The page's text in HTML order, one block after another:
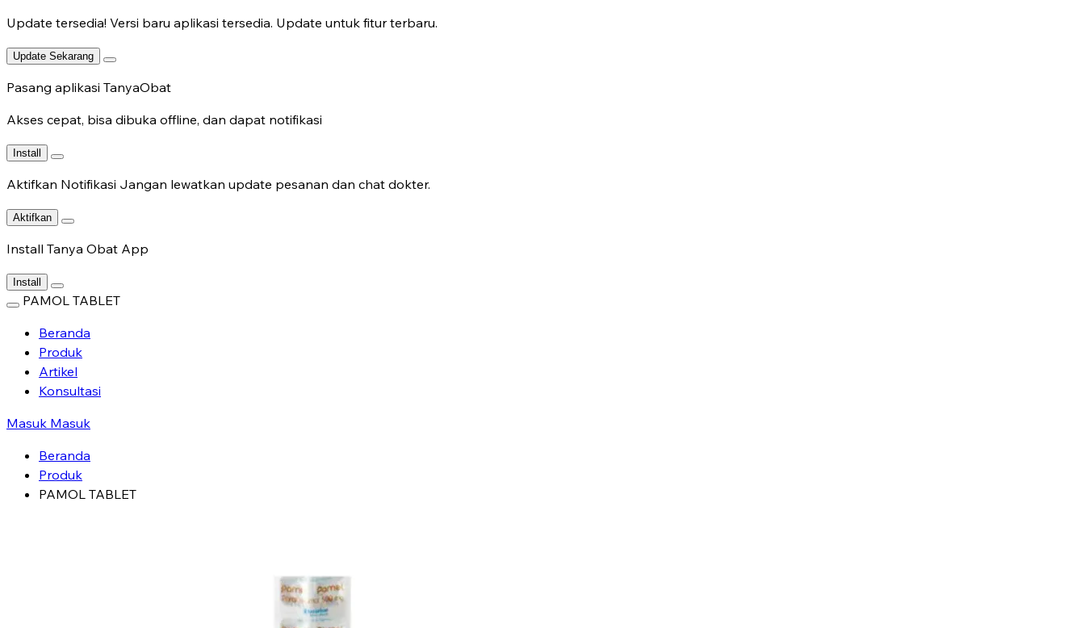
Update tersedia! Versi baru aplikasi tersedia. Update untuk fitur terbaru.
Update Sekarang
Pasang aplikasi TanyaObat
Akses cepat, bisa dibuka offline, dan dapat notifikasi
Install
Aktifkan Notifikasi Jangan lewatkan update pesanan dan chat dokter.
Aktifkan
Install Tanya Obat App
Install
PAMOL TABLET
Beranda
Produk
Artikel
Konsultasi
Masuk Masuk
Beranda
Produk
PAMOL TABLET